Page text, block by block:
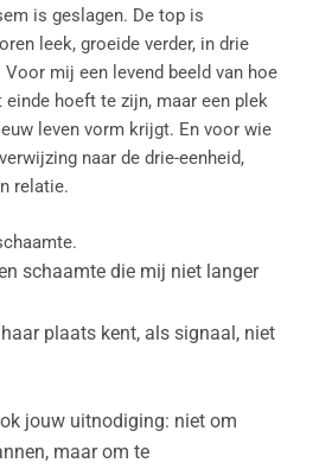
is geslagen. De top is
leek, groeide verder, in drie
mij een levend beeld van hoe
hoeft te zijn, maar een plek
leven vorm krijgt. En voor wie
naar de drie-eenheid,
relatie.
schaamte die mij niet langer
plaats kent, als signaal, niet
jouw uitnodiging: niet om
maar om te